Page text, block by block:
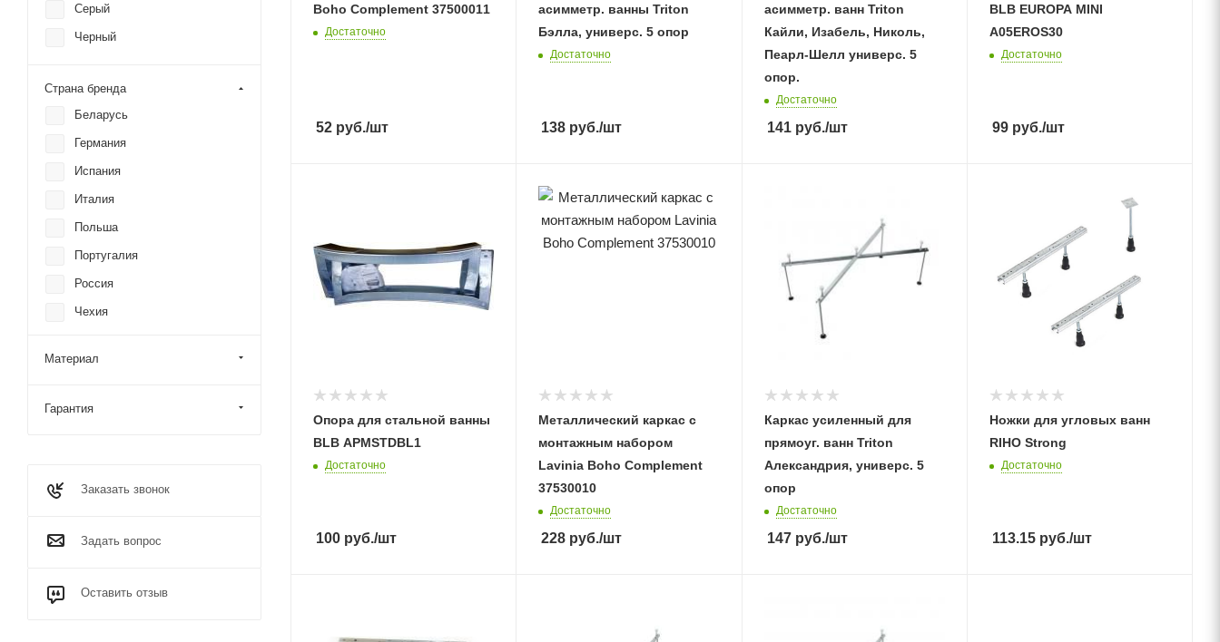
Boho Complement 37500011
Достаточно
52 руб./шт
асимметр. ванны Triton
Бэлла, универс. 5 опор
Достаточно
138 руб./шт
асимметр. ванн Triton
Кайли, Изабель, Николь,
Пеарл-Шелл универс. 5
опор.
Достаточно
141руб./шт
BLB EUROPA MINI
A05EROS30
Достаточно
99руб./шт
Опора для стальной ванны
BLB APMSTDBL1
Достаточно
100 руб./шт
Металлический каркас с
монтажным набором
Lavinia Boho Complement
37530010
Достаточно
228 руб./шт
Каркас усиленный для
прямоуг. ванн Triton
Александрия, универс. 5
опор
Достаточно
147руб./шт
Ножки для угловых ванн
RIHO Strong
Достаточно
113.15руб./шт
Triton
VagnerPlast
Серый
Черный
Страна бренда
Беларусь
Германия
Испания
Италия
Польша
Португалия
Россия
Чехия
Материал
Гарантия
Заказать звонок
Задать вопрос
Оставить отзыв